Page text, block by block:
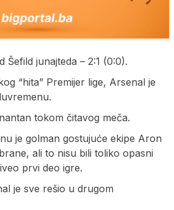
Šefild junajteda – 2:1 (0:0).
“hita” Premijer lige, Arsenal je
tokom čitavog meča.
je golman gostujuće ekipe Aron
ali to nisu bili toliko opasni
prvi deo igre.
je sve rešio u drugom